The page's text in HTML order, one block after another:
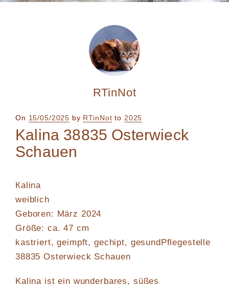
RTinNot
On Posted
on
15/05/2025 by RTinNot to 2025
Kalina 38835 Osterwieck
Schauen
Кalina
weiblich
Geboren: März 2024
Größe: ca. 47 cm
kastriert, geimpft, gechipt, gesundPflegestelle
38835 Osterwieck Schauen
Kalina ist ein wunderbares, süßes